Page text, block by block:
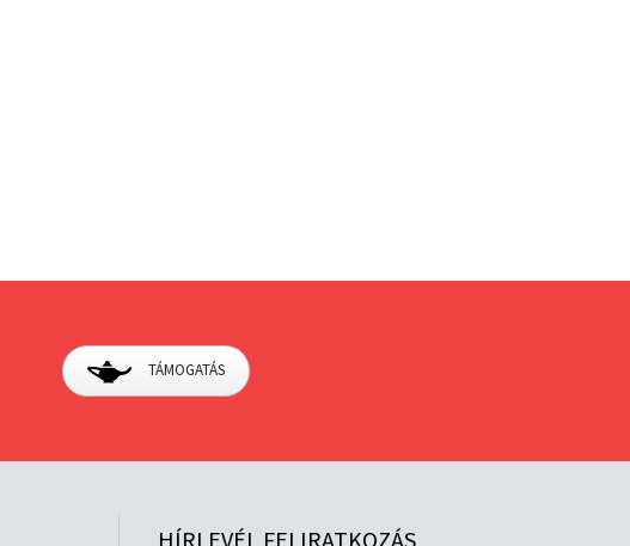
TÁMOGATÁS
HÍRLEVÉL FELIRATKOZÁS